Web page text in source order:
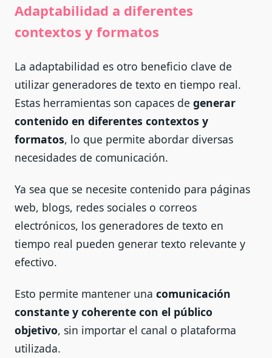
Adaptabilidad a diferentes
contextos y formatos
La adaptabilidad es otro beneficio clave de
utilizar generadores de texto en tiempo real.
Estas herramientas son capaces de generar
contenido en diferentes contextos y
formatos, lo que permite abordar diversas
necesidades de comunicación.
Ya sea que se necesite contenido para páginas
web, blogs, redes sociales o correos
electrónicos, los generadores de texto en
tiempo real pueden generar texto relevante y
efectivo.
Esto permite mantener una comunicación
constante y coherente con el público
objetivo, sin importar el canal o plataforma
utilizada.